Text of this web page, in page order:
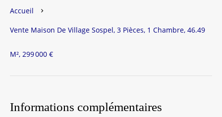
Accueil
Vente Maison De Village Sospel, 3 Pièces, 1 Chambre, 46.49
M², 299 000 €
Informations complémentaires